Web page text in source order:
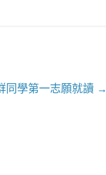
學第一志願就讀 →